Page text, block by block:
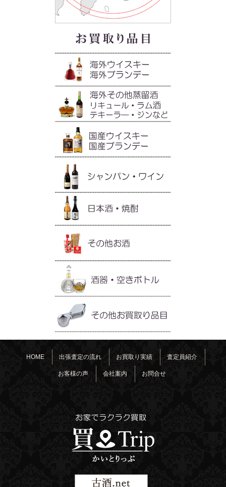
HOME 出張査定の流れ お買取り実績 査定員紹介
お客様の声 会社案内 お問合せ